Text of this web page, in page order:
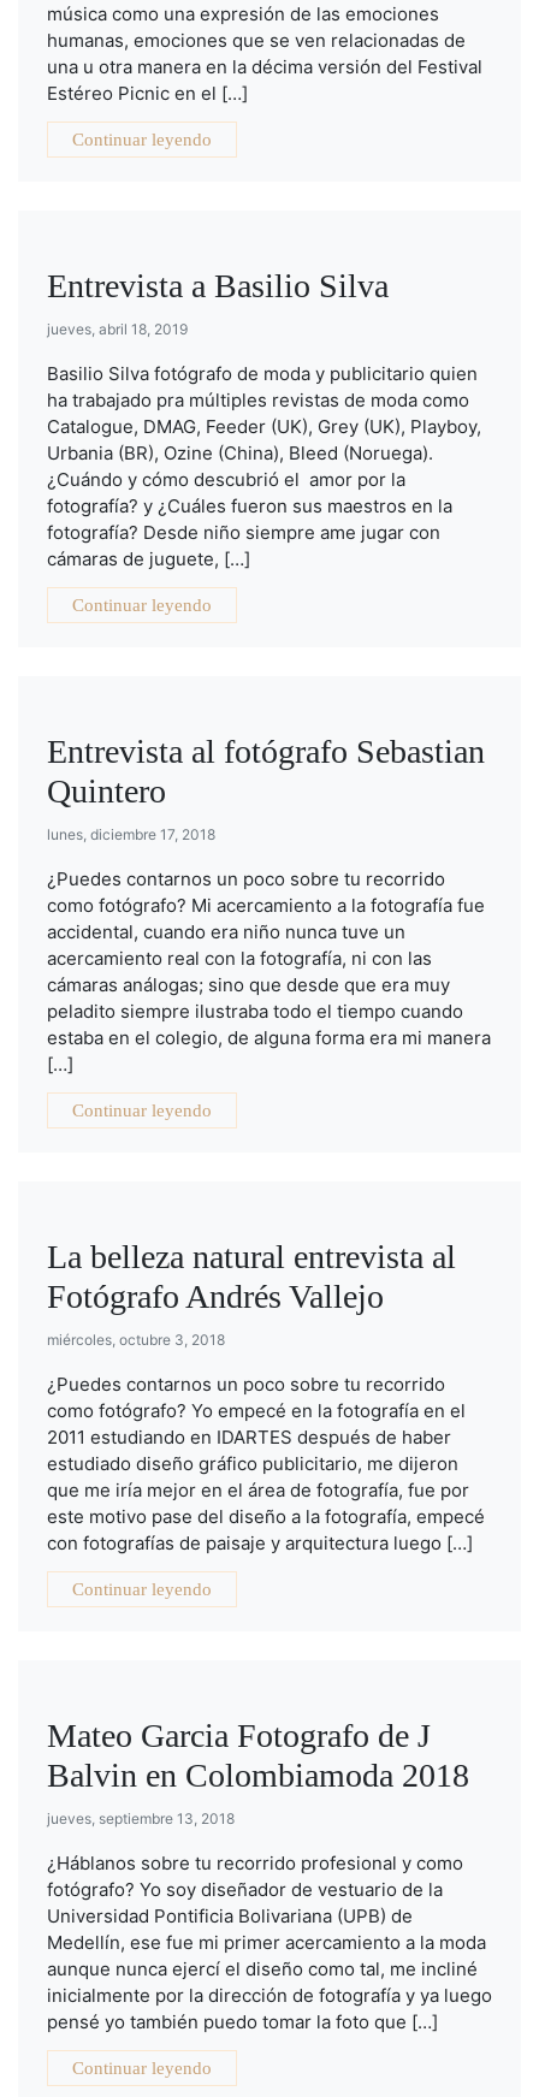
música como una expresión de las emociones
humanas, emociones que se ven relacionadas de
una u otra manera en la décima versión del Festival
Estéreo Picnic en el […]
Continuar leyendo
Entrevista a Basilio Silva
jueves, abril 18, 2019
Basilio Silva fotógrafo de moda y publicitario quien
ha trabajado pra múltiples revistas de moda como
Catalogue, DMAG, Feeder (UK), Grey (UK), Playboy,
Urbania (BR), Ozine (China), Bleed (Noruega).
¿Cuándo y cómo descubrió el amor por la
fotografía? y ¿Cuáles fueron sus maestros en la
fotografía? Desde niño siempre ame jugar con
cámaras de juguete, […]
Continuar leyendo
Entrevista al fotógrafo Sebastian
Quintero
lunes, diciembre 17, 2018
¿Puedes contarnos un poco sobre tu recorrido
como fotógrafo? Mi acercamiento a la fotografía fue
accidental, cuando era niño nunca tuve un
acercamiento real con la fotografía, ni con las
cámaras análogas; sino que desde que era muy
peladito siempre ilustraba todo el tiempo cuando
estaba en el colegio, de alguna forma era mi manera
[…]
Continuar leyendo
La belleza natural entrevista al
Fotógrafo Andrés Vallejo
miércoles, octubre 3, 2018
¿Puedes contarnos un poco sobre tu recorrido
como fotógrafo? Yo empecé en la fotografía en el
2011 estudiando en IDARTES después de haber
estudiado diseño gráfico publicitario, me dijeron
que me iría mejor en el área de fotografía, fue por
este motivo pase del diseño a la fotografía, empecé
con fotografías de paisaje y arquitectura luego […]
Continuar leyendo
Mateo Garcia Fotografo de J
Balvin en Colombiamoda 2018
jueves, septiembre 13, 2018
¿Háblanos sobre tu recorrido profesional y como
fotógrafo? Yo soy diseñador de vestuario de la
Universidad Pontificia Bolivariana (UPB) de
Medellín, ese fue mi primer acercamiento a la moda
aunque nunca ejercí el diseño como tal, me incliné
inicialmente por la dirección de fotografía y ya luego
pensé yo también puedo tomar la foto que […]
Continuar leyendo